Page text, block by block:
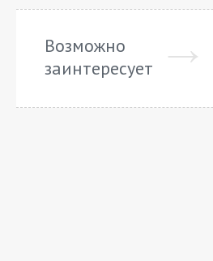
Возможно
заинтересует